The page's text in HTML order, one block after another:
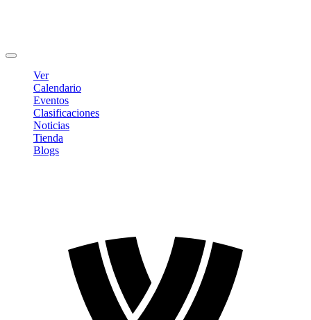
Ver
Calendario
Eventos
Clasificaciones
Noticias
Tienda
Blogs